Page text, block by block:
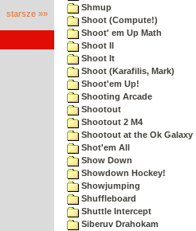
starsze »»
Shmup
Shoot (Compute!)
Shoot' em Up Math
Shoot II
Shoot It
Shoot (Karafilis, Mark)
Shoot'em Up!
Shooting Arcade
Shootout
Shootout 2 M4
Shootout at the Ok Galaxy
Shot'em All
Show Down
Showdown Hockey!
Showjumping
Shuffleboard
Shuttle Intercept
Siberuv Drahokam